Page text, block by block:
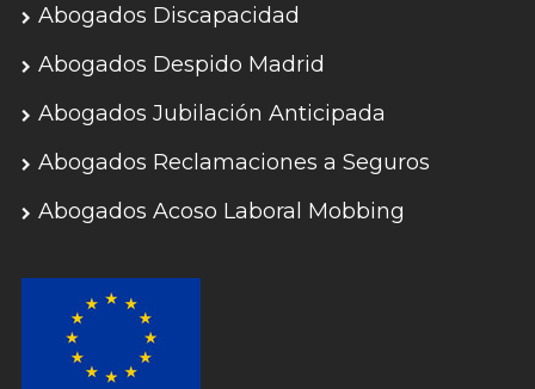
Abogados Discapacidad
Abogados Despido Madrid
Abogados Jubilación Anticipada
Abogados Reclamaciones a Seguros
Abogados Acoso Laboral Mobbing